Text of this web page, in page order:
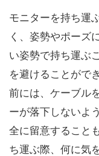
モニターを持ち運
く、姿勢やポーズ
い姿勢で持ち運ぶ
を避けることがで
前には、ケーブル
ーが落下しないよ
全に留意すること
ち運ぶ際、何に気